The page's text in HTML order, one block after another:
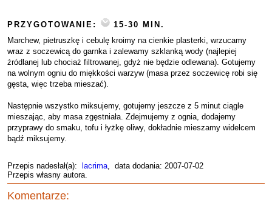
PRZYGOTOWANIE:
15-30 MIN.
Marchew, pietruszkę i cebulę kroimy na cienkie plasterki, wrzucamy
wraz z soczewicą do garnka i zalewamy szklanką wody (najlepiej
źródlanej lub chociaż filtrowanej, gdyż nie będzie odlewana). Gotujemy
na wolnym ogniu do miękkości warzyw (masa przez soczewicę robi się
gęsta, więc trzeba mieszać).
Następnie wszystko miksujemy, gotujemy jeszcze z 5 minut ciągle
mieszając, aby masa zgęstniała. Zdejmujemy z ognia, dodajemy
przyprawy do smaku, tofu i łyżkę oliwy, dokładnie mieszamy widelcem
bądź miksujemy.
Przepis nadesłał(a): lacrima, data dodania: 2007-07-02
Przepis własny autora.
Komentarze: